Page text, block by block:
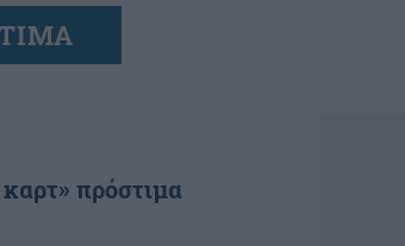
πρόστιμα